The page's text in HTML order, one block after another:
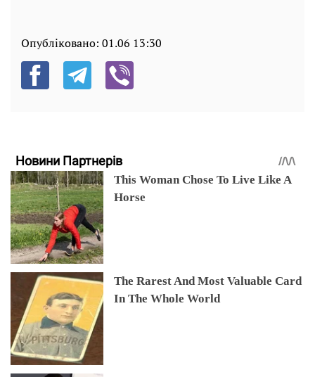
Опубліковано: 01.06 13:30